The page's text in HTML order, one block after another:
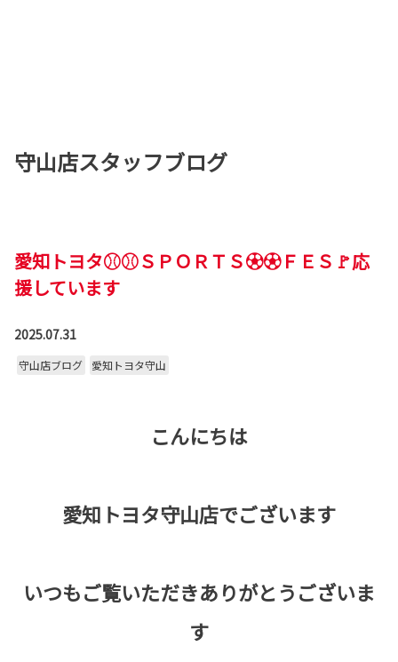
守山店スタッフブログ
愛知トヨタ⚾⚾ＳＰＯＲＴＳ⚽⚽ＦＥＳ🚩応
援しています
2025.07.31
守山店ブログ 愛知トヨタ守山
こんにちは
愛知トヨタ守山店でございます
いつもご覧いただきありがとうございま
す